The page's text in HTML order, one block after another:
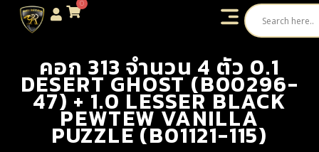
0
คอก 313 จำนวน 4 ตัว 0.1
DESERT GHOST (B00296-
47) + 1.0 LESSER BLACK
PEWTEW VANILLA
PUZZLE (B01121-115)